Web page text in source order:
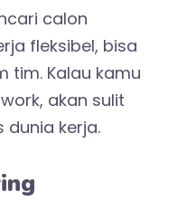
calon
fleksibel, bisa
tim. Kalau kamu
akan sulit
dunia kerja.